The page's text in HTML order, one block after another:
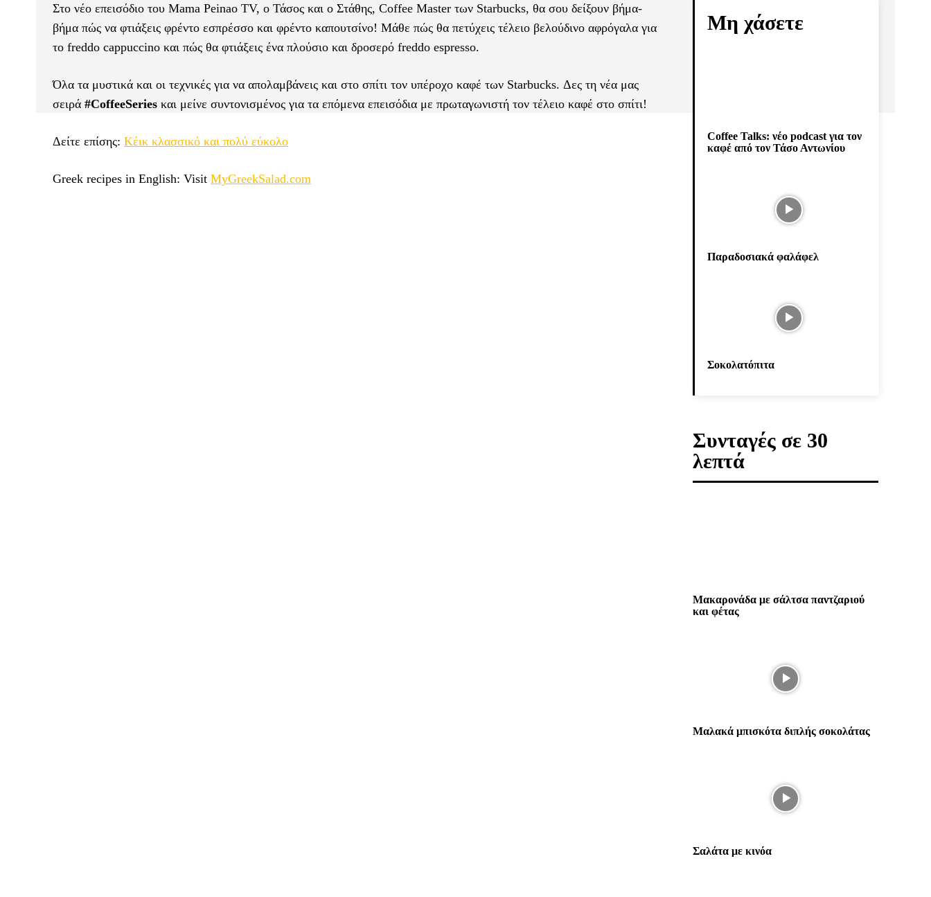
Στο νέο επεισόδιο του Mama Peinao TV, ο Τάσος και o Στάθης, Coffee Master των Starbucks, θα σου δείξουν βήμα-
βήμα πώς να φτιάξεις φρέντο εσπρέσσο και φρέντο καπουτσίνο! Μάθε πώς θα πετύχεις τέλειο βελούδινο αφρόγαλα για
το freddo cappuccino και πώς θα φτιάξεις ένα πλούσιο και δροσερό freddo espresso.
Όλα τα μυστικά και οι τεχνικές για να απολαμβάνεις και στο σπίτι τον υπέροχο καφέ των Starbucks. Δες τη νέα μας
σειρά #CoffeeSeries και μείνε συντονισμένος για τα επόμενα επεισόδια με πρωταγωνιστή τον τέλειο καφέ στο σπίτι!
Δείτε επίσης: Κέικ κλασσικό και πολύ εύκολο
Greek recipes in English: Visit MyGreekSalad.com
Μη χάσετε
Coffee Talks: νέο podcast για τον
καφέ από τον Τάσο Αντωνίου
Παραδοσιακά φαλάφελ
Σοκολατόπιτα
Συνταγές σε 30
λεπτά
Μακαρονάδα με σάλτσα παντζαριού
και φέτας
Μαλακά μπισκότα διπλής σοκολάτας
Σαλάτα με κινόα